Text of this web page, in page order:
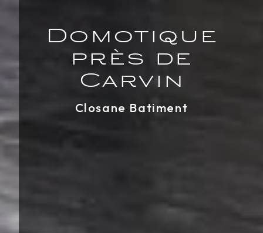
Domotique
près de
Carvin
Closane Batiment